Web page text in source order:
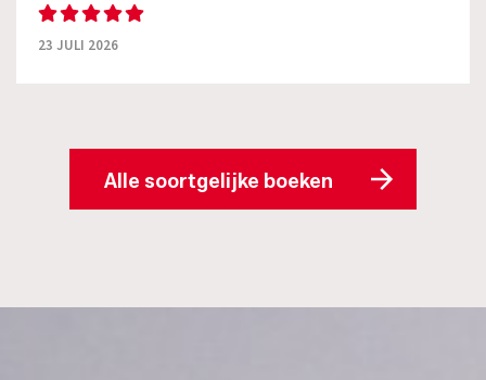
23 JULI 2026
Alle soortgelijke boeken